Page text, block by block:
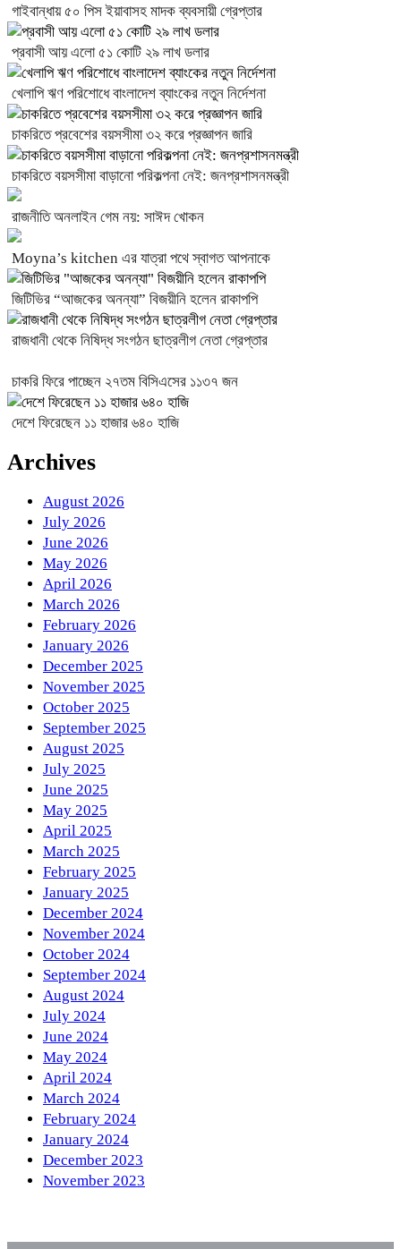
গাইবান্ধায় ৫০ পিস ইয়াবাসহ মাদক ব্যবসায়ী গ্রেপ্তার
প্রবাসী আয় এলো ৫১ কোটি ২৯ লাখ ডলার
খেলাপি ঋণ পরিশোধে বাংলাদেশ ব্যাংকের নতুন নির্দেশনা
চাকরিতে প্রবেশের বয়সসীমা ৩২ করে প্রজ্ঞাপন জারি
চাকরিতে বয়সসীমা বাড়ানো পরিকল্পনা নেই: জনপ্রশাসনমন্ত্রী
রাজনীতি অনলাইন গেম নয়: সাঈদ খোকন
Moyna’s kitchen এর যাত্রা পথে স্বাগত আপনাকে
জিটিভির “আজকের অনন্যা” বিজয়ীনি হলেন রাকাপপি
রাজধানী থেকে নিষিদ্ধ সংগঠন ছাত্রলীগ নেতা গ্রেপ্তার
চাকরি ফিরে পাচ্ছেন ২৭তম বিসিএসের ১১৩৭ জন
দেশে ফিরেছেন ১১ হাজার ৬৪০ হাজি
Archives
August 2026
July 2026
June 2026
May 2026
April 2026
March 2026
February 2026
January 2026
December 2025
November 2025
October 2025
September 2025
August 2025
July 2025
June 2025
May 2025
April 2025
March 2025
February 2025
January 2025
December 2024
November 2024
October 2024
September 2024
August 2024
July 2024
June 2024
May 2024
April 2024
March 2024
February 2024
January 2024
December 2023
November 2023